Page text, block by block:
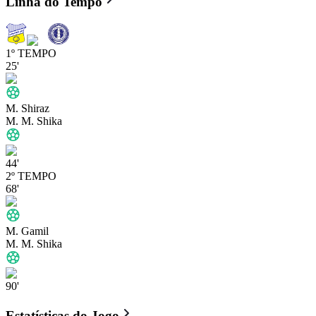
1º TEMPO
25'
M. Shiraz
M. M. Shika
44'
2º TEMPO
68'
M. Gamil
M. M. Shika
90'